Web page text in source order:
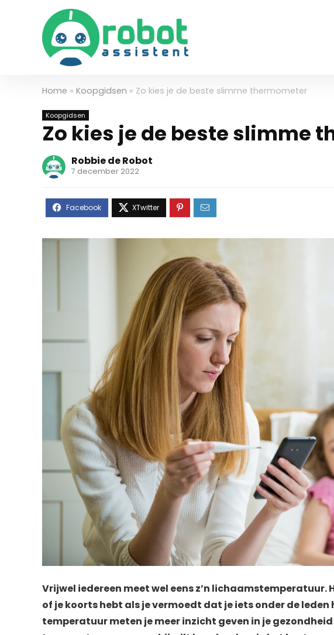
Home » Koopgidsen » Zo kies je de beste slimme thermometer
Koopgidsen
Zo kies je de beste slimme
Robbie de Robot
7 december 2022
Vrijwel iedereen meet wel eens z’n lichaamstemperatuur.
of je koorts hebt als je vermoedt dat je iets onder de
temperatuur meten je meer inzicht geven in je